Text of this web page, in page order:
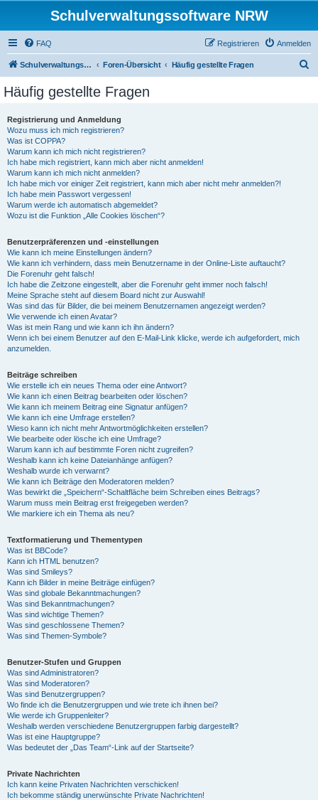
Schulverwaltungssoftware NRW
FAQ Anmelden
Registrieren
Schulverwaltungssoftware NRW Foren-Übersicht Häufig gestellte Fragen
Häufig gestellte Fragen
Registrierung und Anmeldung
Wozu muss ich mich registrieren?
Was ist COPPA?
Warum kann ich mich nicht registrieren?
Ich habe mich registriert, kann mich aber nicht anmelden!
Warum kann ich mich nicht anmelden?
Ich habe mich vor einiger Zeit registriert, kann mich aber nicht mehr anmelden?!
Ich habe mein Passwort vergessen!
Warum werde ich automatisch abgemeldet?
Wozu ist die Funktion „Alle Cookies löschen“?
Benutzerpräferenzen und -einstellungen
Wie kann ich meine Einstellungen ändern?
Wie kann ich verhindern, dass mein Benutzername in der Online-Liste auftaucht?
Die Forenuhr geht falsch!
Ich habe die Zeitzone eingestellt, aber die Forenuhr geht immer noch falsch!
Meine Sprache steht auf diesem Board nicht zur Auswahl!
Was sind das für Bilder, die bei meinem Benutzernamen angezeigt werden?
Wie verwende ich einen Avatar?
Was ist mein Rang und wie kann ich ihn ändern?
Wenn ich bei einem Benutzer auf den E-Mail-Link klicke, werde ich aufgefordert, mich
anzumelden.
Beiträge schreiben
Wie erstelle ich ein neues Thema oder eine Antwort?
Wie kann ich einen Beitrag bearbeiten oder löschen?
Wie kann ich meinem Beitrag eine Signatur anfügen?
Wie kann ich eine Umfrage erstellen?
Wieso kann ich nicht mehr Antwortmöglichkeiten erstellen?
Wie bearbeite oder lösche ich eine Umfrage?
Warum kann ich auf bestimmte Foren nicht zugreifen?
Weshalb kann ich keine Dateianhänge anfügen?
Weshalb wurde ich verwarnt?
Wie kann ich Beiträge den Moderatoren melden?
Was bewirkt die „Speichern“-Schaltfläche beim Schreiben eines Beitrags?
Warum muss mein Beitrag erst freigegeben werden?
Wie markiere ich ein Thema als neu?
Textformatierung und Thementypen
Was ist BBCode?
Kann ich HTML benutzen?
Was sind Smileys?
Kann ich Bilder in meine Beiträge einfügen?
Was sind globale Bekanntmachungen?
Was sind Bekanntmachungen?
Was sind wichtige Themen?
Was sind geschlossene Themen?
Was sind Themen-Symbole?
Benutzer-Stufen und Gruppen
Was sind Administratoren?
Was sind Moderatoren?
Was sind Benutzergruppen?
Wo finde ich die Benutzergruppen und wie trete ich ihnen bei?
Wie werde ich Gruppenleiter?
Weshalb werden verschiedene Benutzergruppen farbig dargestellt?
Was ist eine Hauptgruppe?
Was bedeutet der „Das Team“-Link auf der Startseite?
Private Nachrichten
Ich kann keine Privaten Nachrichten verschicken!
Ich bekomme ständig unerwünschte Private Nachrichten!